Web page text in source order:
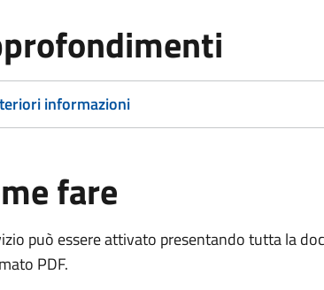
informazioni
fare
può essere attivato presentando tutta la
PDF.